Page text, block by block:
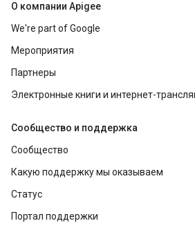
О компании Apigee
We're part of Google
Мероприятия
Партнеры
Электронные книги и интернет-
Сообщество и поддержка
Сообщество
Какую поддержку мы оказываем
Статус
Портал поддержки